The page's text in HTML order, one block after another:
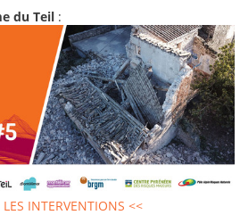
du Teil :
INTERVENTIONS <<